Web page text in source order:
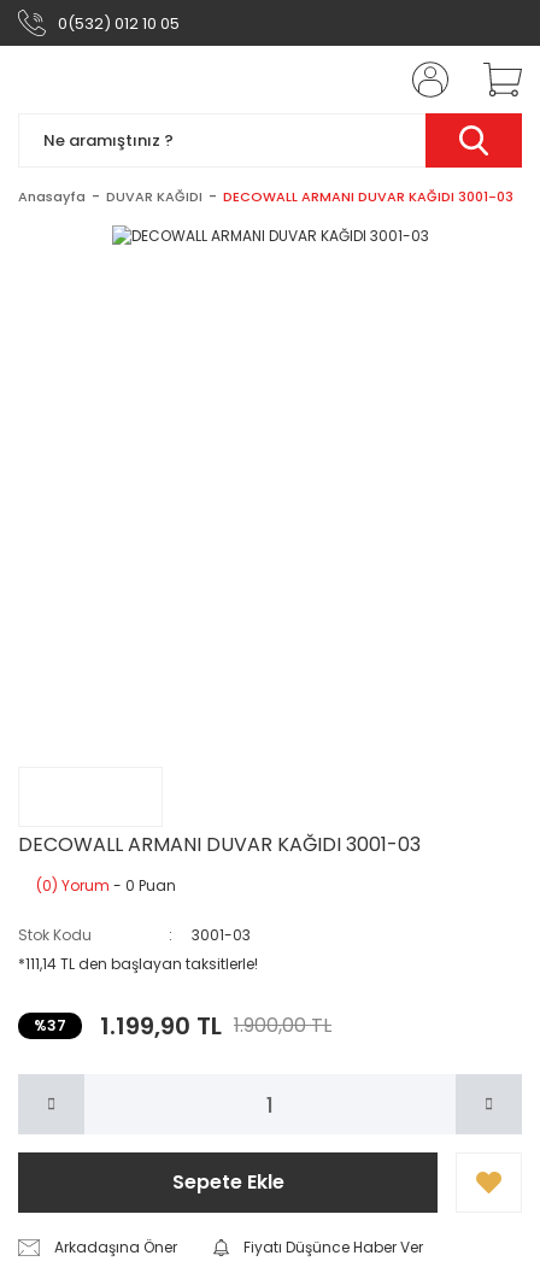
0(532) 012 10 05
Anasayfa DUVAR KAĞIDI DECOWALL ARMANI DUVAR KAĞIDI 3001-03
DECOWALL ARMANI DUVAR KAĞIDI 3001-03
(0) Yorum - 0 Puan
Stok Kodu
3001-03
*111,14 TL den başlayan taksitlerle!
%37 1.199,90 TL 1.900,00 TL
Sepete Ekle
Arkadaşına Öner
Fiyatı Düşünce Haber Ver